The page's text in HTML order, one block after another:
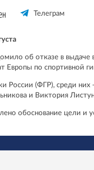
Телеграм
об отказе в выдаче
Европы по спортивной
России (ФГР), среди
и Виктория
обоснование цели и